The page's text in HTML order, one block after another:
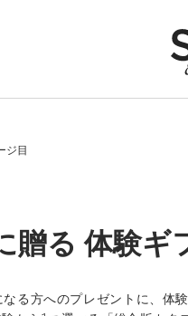
ジ目
贈る 体験ギ
る方へのプレゼントに、体